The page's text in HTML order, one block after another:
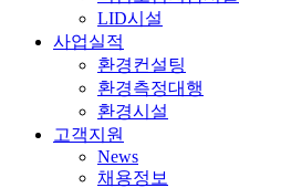
LID시설
사업실적
환경컨설팅
환경측정대행
환경시설
고객지원
News
채용정보